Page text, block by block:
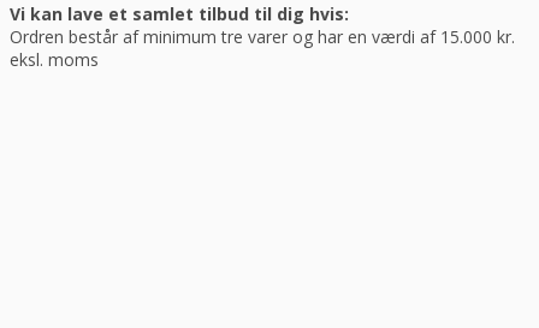
Vi kan lave et samlet tilbud til dig hvis:
Ordren består af minimum tre varer og har en værdi af 15.000 kr.
eksl. moms